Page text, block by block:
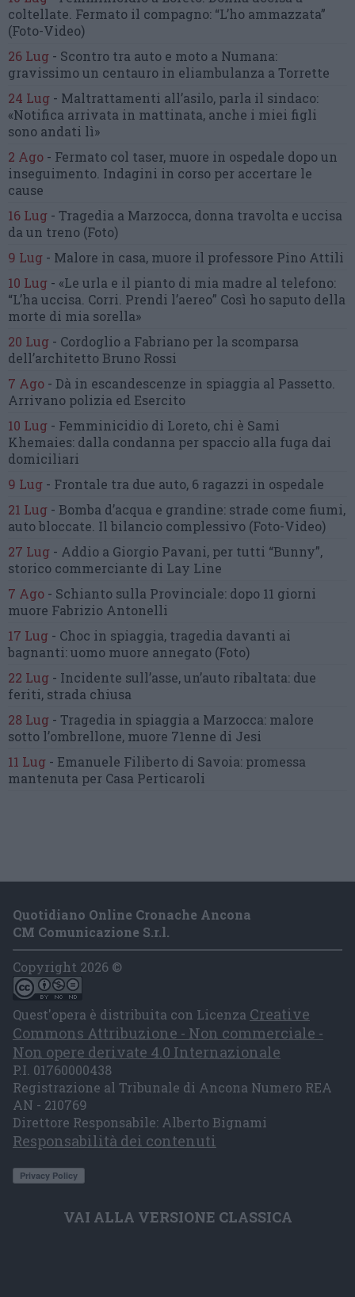
coltellate. Fermato il compagno: “L’ho ammazzata”
(Foto-Video)
26 Lug - Scontro tra auto e moto a Numana:
gravissimo un centauro in eliambulanza a Torrette
24 Lug - Maltrattamenti all’asilo, parla il sindaco:
«Notifica arrivata in mattinata, anche i miei figli
sono andati lì»
2 Ago - Fermato col taser, muore in ospedale dopo un
inseguimento. Indagini in corso per accertare le
cause
16 Lug - Tragedia a Marzocca, donna travolta e uccisa
da un treno (Foto)
9 Lug - Malore in casa, muore il professore Pino Attili
10 Lug - «Le urla e il pianto di mia madre al telefono:
“L’ha uccisa. Corri. Prendi l’aereo” Così ho saputo della
morte di mia sorella»
20 Lug - Cordoglio a Fabriano per la scomparsa
dell’architetto Bruno Rossi
7 Ago - Dà in escandescenze in spiaggia al Passetto.
Arrivano polizia ed Esercito
10 Lug - Femminicidio di Loreto, chi è Sami
Khemaies: dalla condanna per spaccio alla fuga dai
domiciliari
9 Lug - Frontale tra due auto, 6 ragazzi in ospedale
21 Lug - Bomba d’acqua e grandine: strade come fiumi,
auto bloccate. Il bilancio complessivo (Foto-Video)
27 Lug - Addio a Giorgio Pavani, per tutti “Bunny”,
storico commerciante di Lay Line
7 Ago - Schianto sulla Provinciale: dopo 11 giorni
muore Fabrizio Antonelli
17 Lug - Choc in spiaggia, tragedia davanti ai
bagnanti:uomo muore annegato (Foto)
22 Lug - Incidente sull’asse, un’auto ribaltata: due
feriti, strada chiusa
28 Lug - Tragedia in spiaggia a Marzocca: malore
sotto l’ombrellone, muore 71enne di Jesi
11 Lug - Emanuele Filiberto di Savoia: promessa
mantenuta per Casa Perticaroli
Quotidiano Online Cronache Ancona
CM Comunicazione S.r.l.
Copyright 2026 ©
Quest'opera è distribuita con Licenza Creative
Commons Attribuzione - Non commerciale -
Non opere derivate 4.0 Internazionale
P.I. 01760000438
Registrazione al Tribunale di Ancona Numero REA
AN - 210769
Direttore Responsabile: Alberto Bignami
Responsabilità dei contenuti
VAI ALLA VERSIONE CLASSICA